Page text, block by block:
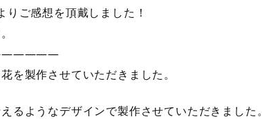
ご感想を頂戴しました！
を製作させていただきました。
るようなデザインで製作させていただきました。